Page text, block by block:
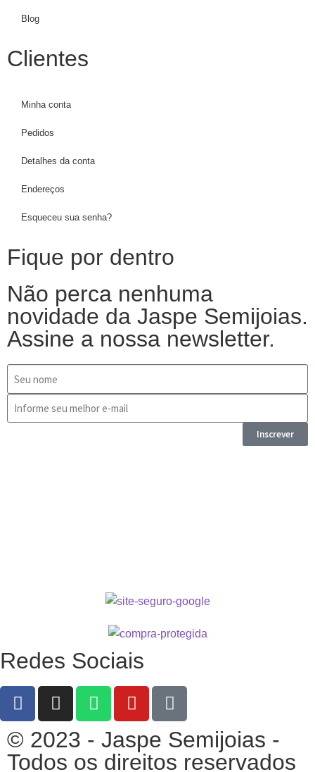
Blog
Clientes
Minha conta
Pedidos
Detalhes da conta
Endereços
Esqueceu sua senha?
Fique por dentro
Não perca nenhuma
novidade da Jaspe Semijoias.
Assine a nossa newsletter.
Inscrever
Redes Sociais
© 2023 - Jaspe Semijoias -
Todos os direitos reservados